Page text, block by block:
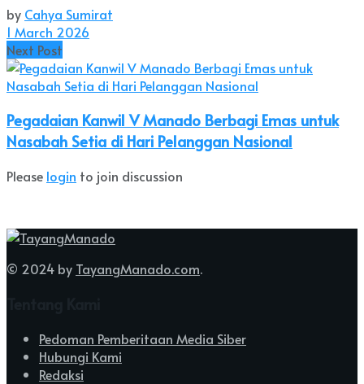
by Cahya Sumirat
1 March 2026
Next Post
Pegadaian Kanwil V Manado Berbagi Emas untuk
Nasabah Setia di Hari Pelanggan Nasional
Please login to join discussion
© 2024 by TayangManado.com.
Pedoman Pemberitaan Media Siber
Hubungi Kami
Redaksi